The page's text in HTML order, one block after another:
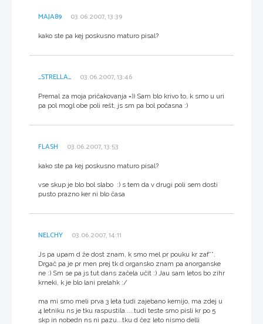
MAJA89 03.06.2007, 13:39
kako ste pa kej poskusno maturo pisal?
_STRELLA_ 03.06.2007, 13:46
Premal za moja pričakovanja =)) Sam blo krivo to, k smo u uri
pa pol mogl obe poli rešt, js sm pa bol počasna :)
FLASH 03.06.2007, 13:53
kako ste pa kej poskusno maturo pisal?
vse skup je blo bol slabo :) s tem da v drugi poli sem dosti
pusto prazno ker ni blo časa
NELCHY 03.06.2007, 14:11
Js pa upam d že dost znam, k smo mel pr pouku kr zaf**.
Drgač pa je pr men prej tk d organsko znam pa anorganske
ne :) Sm se pa js tut dans začela učit :) Jau sam letos bo zihr
krneki, k je blo lani prelahk :/
ma mi smo meli prva 3 leta tudi zajebano kemijo, ma zdej u
4 letniku ns je tku raspustila.....tudi teste smo pisli kr po 5
skp in nobedn ns ni pazu...tku d čez leto nismo delli